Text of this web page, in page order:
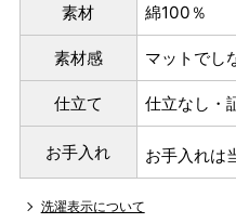
素材 綿100％
素材感 マットでし
仕立て 仕立なし・
お手入れ お手入れは
洗濯表示について